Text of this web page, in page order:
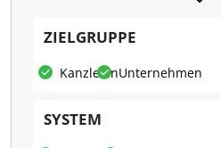
erstellen, die speziell auf
Diagrammarten, zehn
eine flexible und individuelle
ZIELGRUPPE
KanzleienUnternehmen
SYSTEM